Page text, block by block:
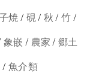
焼 / 硯/ 秋 /竹 /
象嵌 / 農家 /郷土
/魚介類